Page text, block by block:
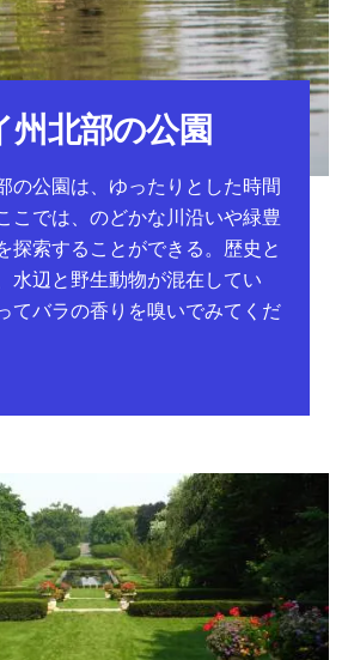
州北部の公園
の公園は、ゆったりとした時間
こでは、のどかな川沿いや緑豊
探索することができる。歴史と
水辺と野生動物が混在してい
てバラの香りを嗅いでみてくだ
、ウィートン